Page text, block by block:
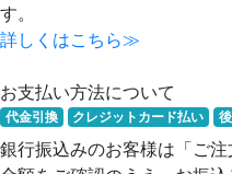
す。
詳しくはこちら≫
お支払い方法について
代金引換 クレジットカード払い
銀行振込みのお客様は「ご